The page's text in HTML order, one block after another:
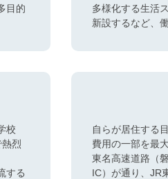
目的
多様化する生活
新設するなど、
校
烈
する
自らが居住する
費用の一部を最
東名高速道路（
IC）が通り、JR